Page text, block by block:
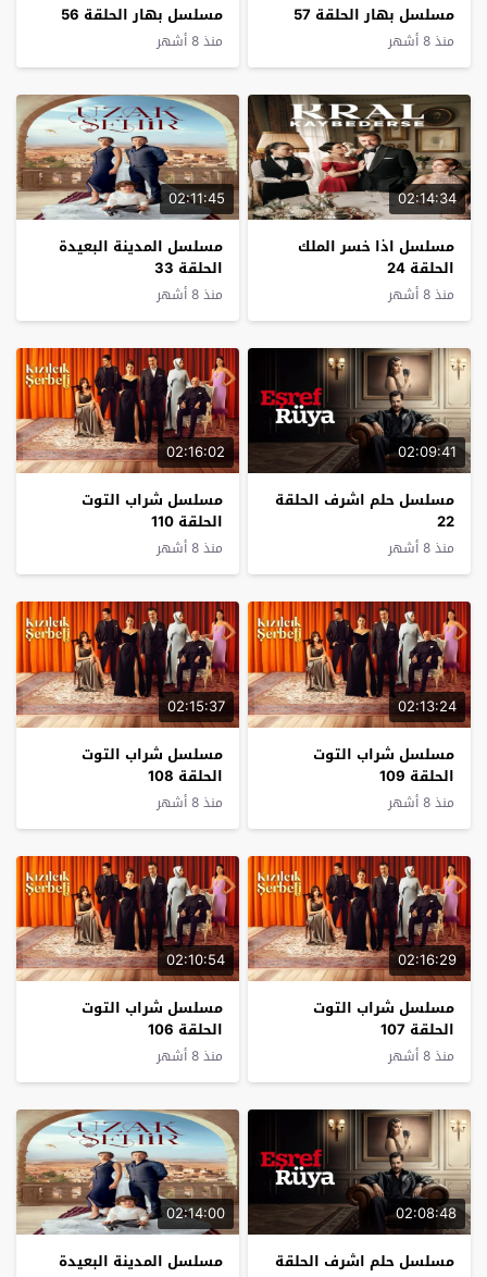
مسلسل بهار الحلقة 57
منذ 8 أشهر
مسلسل بهار الحلقة 56
منذ 8 أشهر
02:14:34
مسلسل اذا خسر الملك
الحلقة 24
منذ 8 أشهر
02:11:45
مسلسل المدينة البعيدة
الحلقة 33
منذ 8 أشهر
02:09:41
مسلسل حلم اشرف الحلقة
22
منذ 8 أشهر
02:16:02
مسلسل شراب التوت
الحلقة 110
منذ 8 أشهر
02:13:24
مسلسل شراب التوت
الحلقة 109
منذ 8 أشهر
02:15:37
مسلسل شراب التوت
الحلقة 108
منذ 8 أشهر
02:16:29
مسلسل شراب التوت
الحلقة 107
منذ 8 أشهر
02:10:54
مسلسل شراب التوت
الحلقة 106
منذ 8 أشهر
02:08:48
مسلسل حلم اشرف الحلقة
02:14:00
مسلسل المدينة البعيدة